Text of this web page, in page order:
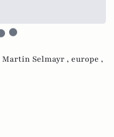
Martin Selmayr , europe ,